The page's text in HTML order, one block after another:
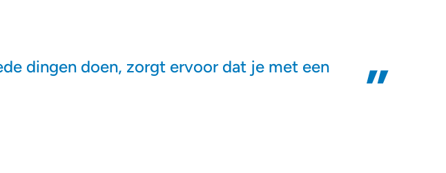
dingen doen, zorgt ervoor dat je met een